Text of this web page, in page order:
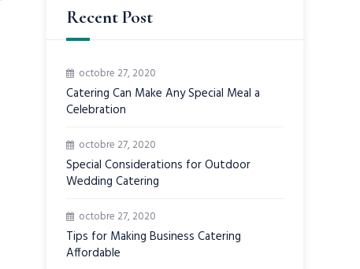
Recent Post
octobre 27, 2020
Catering Can Make Any Special Meal a
Celebration
octobre 27, 2020
Special Considerations for Outdoor
Wedding Catering
octobre 27, 2020
Tips for Making Business Catering
Affordable